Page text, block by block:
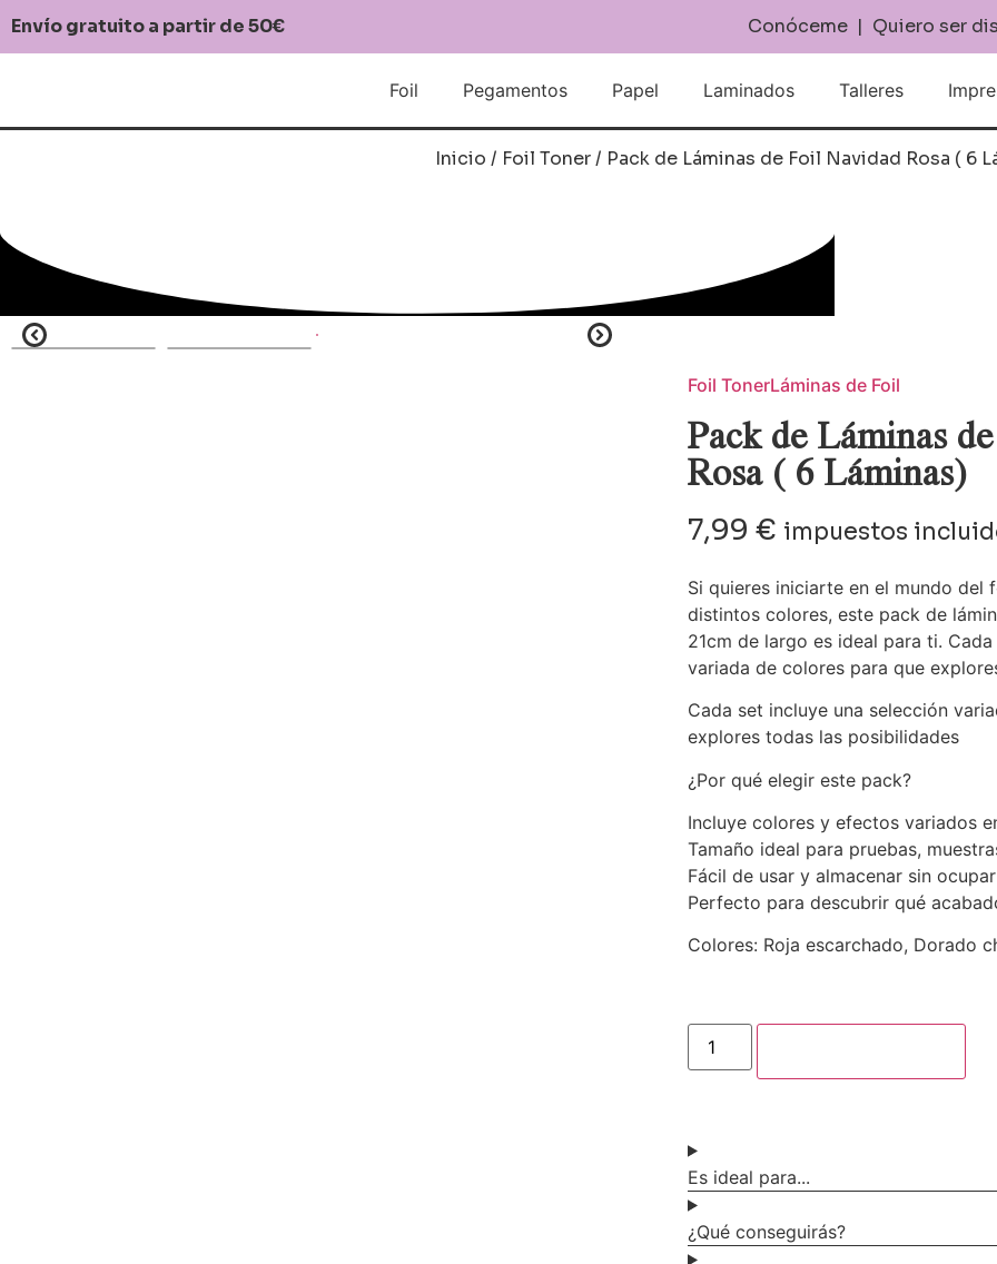
Envío gratuito a partir de 50€ Conóceme | Quiero ser
Foil Pegamentos Papel Laminados Talleres
Inicio / Foil Toner/ Pack de Láminas de Foil Navidad Rosa ( 6
Foil TonerLáminas de Foil
Pack de Láminas
Rosa ( 6 Láminas)
7,99 € impuestos
Si quieres iniciarte en el mundo del
distintos colores, este pack de
21cm de largo es ideal para ti.
variada de colores para que
Cada set incluye una selección
explores todas las posibilidades
¿Por qué elegir este pack?
Incluye colores y efectos variados
Tamaño ideal para pruebas,
Fácil de usar y almacenar sin
Perfecto para descubrir qué
Colores: Roja escarchado, Dorado
Es ideal para...
¿Qué conseguirás?